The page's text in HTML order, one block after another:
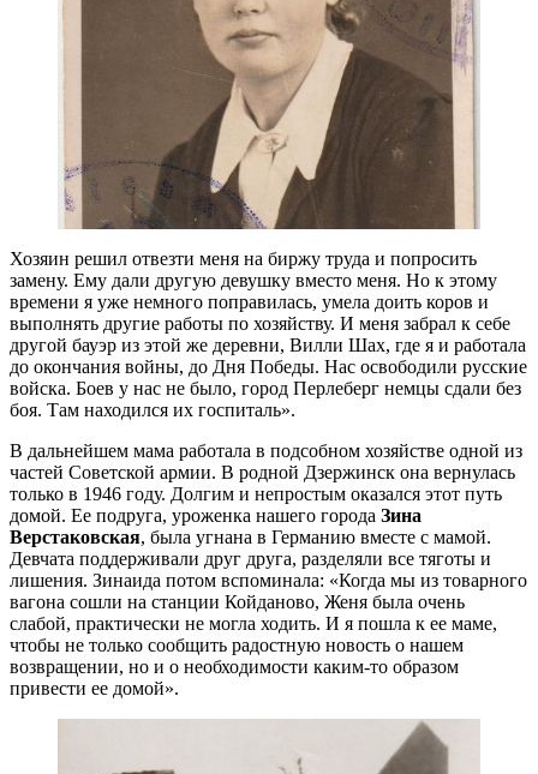
Хозяин решил отвезти меня на биржу труда и попросить
замену. Ему дали другую девушку вместо меня. Но к этому
времени я уже немного поправилась, умела доить коров и
выполнять другие работы по хозяйству. И меня забрал к себе
другой бауэр из этой же деревни, Вилли Шах, где я и работала
до окончания войны, до Дня Победы. Нас освободили русские
войска. Боев у нас не было, город Перлеберг немцы сдали без
боя. Там находился их госпиталь».
В дальнейшем мама работала в подсобном хозяйстве одной из
частей Советской армии. В родной Дзержинск она вернулась
только в 1946 году. Долгим и непростым оказался этот путь
домой. Ее подруга, уроженка нашего города Зина
Верстаковская, была угнана в Германию вместе с мамой.
Девчата поддерживали друг друга, разделяли все тяготы и
лишения. Зинаида потом вспоминала: «Когда мы из товарного
вагона сошли на станции Койданово, Женя была очень
слабой, практически не могла ходить. И я пошла к ее маме,
чтобы не только сообщить радостную новость о нашем
возвращении, но и о необходимости каким-то образом
привести ее домой».